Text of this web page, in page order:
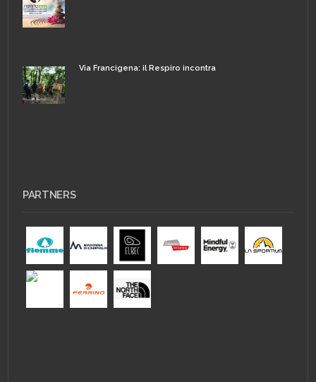
Via Francigena: il Respiro incontra
PARTNERS